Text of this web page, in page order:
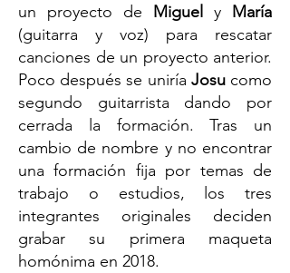
un proyecto de Miguel y María
(guitarra y voz) para rescatar
canciones de un proyecto anterior.
Poco después se uniría Josucomo
segundo guitarrista dando por
cerrada la formación. Tras un
cambio de nombre y no encontrar
una formación fija por temas de
trabajo o estudios, los tres
integrantes originales deciden
grabar su primera maqueta
homónima en 2018.